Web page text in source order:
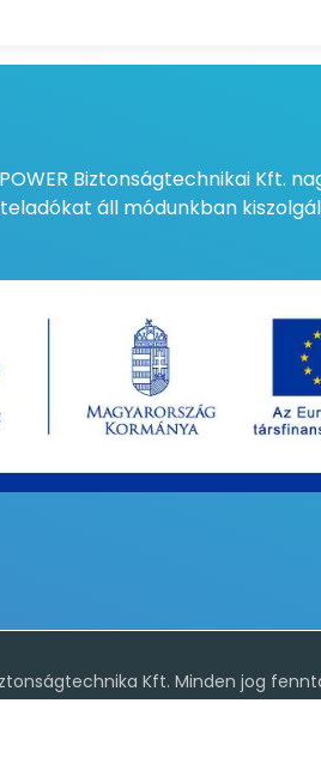
Biztonságtechnikai Kft.
áll módunkban
Kft. Minden jog
az alapvető működés, valamint